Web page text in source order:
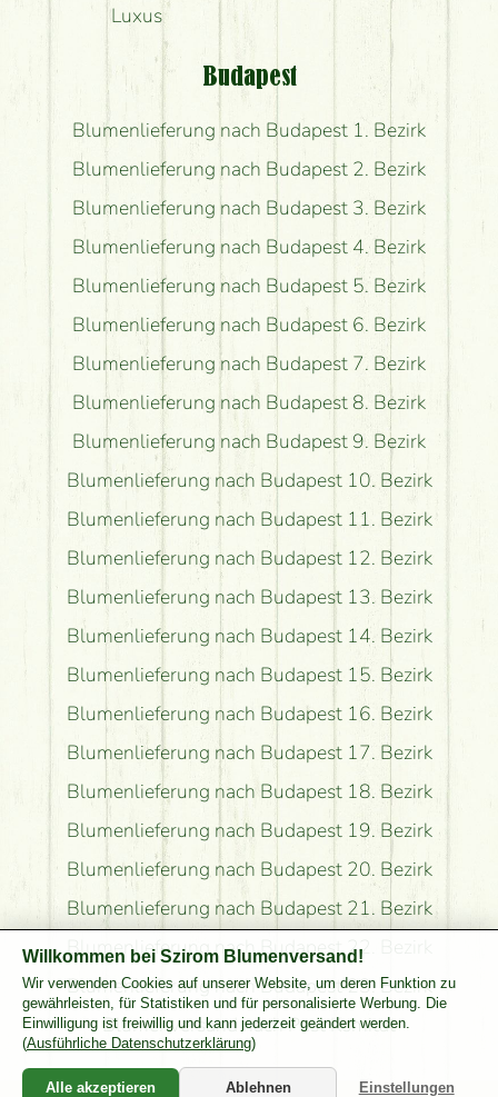
Luxus
Budapest
Blumenlieferung nach Budapest 1. Bezirk
Blumenlieferung nach Budapest 2. Bezirk
Blumenlieferung nach Budapest 3. Bezirk
Blumenlieferung nach Budapest 4. Bezirk
Blumenlieferung nach Budapest 5. Bezirk
Blumenlieferung nach Budapest 6. Bezirk
Blumenlieferung nach Budapest 7. Bezirk
Blumenlieferung nach Budapest 8. Bezirk
Blumenlieferung nach Budapest 9. Bezirk
Blumenlieferung nach Budapest 10. Bezirk
Blumenlieferung nach Budapest 11. Bezirk
Blumenlieferung nach Budapest 12. Bezirk
Blumenlieferung nach Budapest 13. Bezirk
Blumenlieferung nach Budapest 14. Bezirk
Blumenlieferung nach Budapest 15. Bezirk
Blumenlieferung nach Budapest 16. Bezirk
Blumenlieferung nach Budapest 17. Bezirk
Blumenlieferung nach Budapest 18. Bezirk
Blumenlieferung nach Budapest 19. Bezirk
Blumenlieferung nach Budapest 20. Bezirk
Blumenlieferung nach Budapest 21. Bezirk
Blumenlieferung nach Budapest 22. Bezirk
Blumenlieferung nach Budapest 23. Bezirk
Blumenversand nach Pest Komitat
Willkommen bei Szirom Blumenversand!
Wir verwenden Cookies auf unserer Website, um deren Funktion zu
gewährleisten, für Statistiken und für personalisierte Werbung. Die
Einwilligung ist freiwillig und kann jederzeit geändert werden.
(Ausführliche Datenschutzerklärung)
Alle akzeptieren Ablehnen Einstellungen